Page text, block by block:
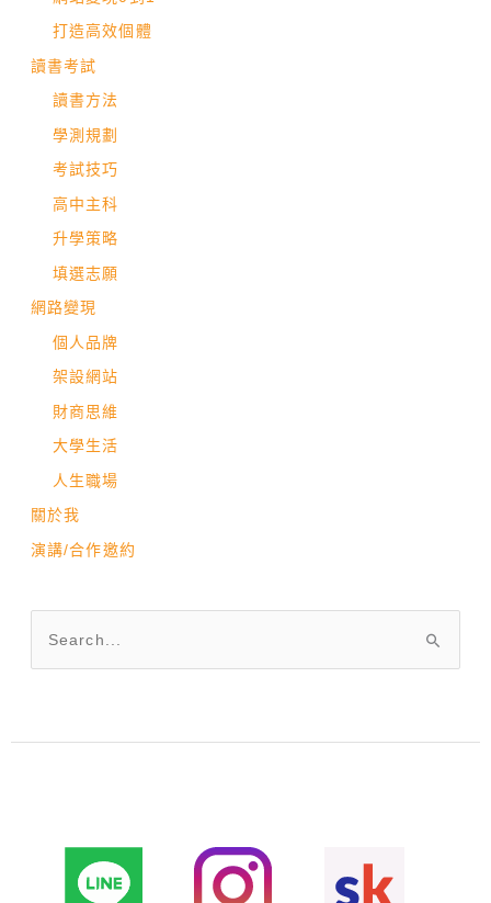
打造高效個體
讀書考試
讀書方法
學測規劃
考試技巧
高中主科
升學策略
填選志願
網路變現
個人品牌
架設網站
財商思維
大學生活
人生職場
關於我
演講/合作邀約